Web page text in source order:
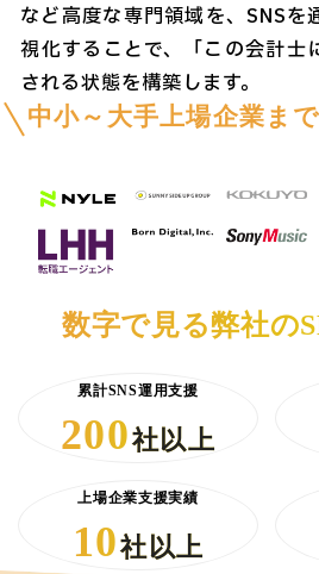
など高度な専門領域を、SNSを
視化することで、「この会計士
される状態を構築します。
中小～大手上場企業ま
数字で見る弊社の
累計SNS運用支援
200社以上
上場企業支援実績
10社以上